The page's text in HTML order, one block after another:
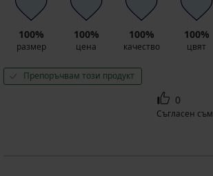
100%
размер
100%
цена
100%
качество
100%
цвят
Препоръчвам този продукт
0
Съгласен съм